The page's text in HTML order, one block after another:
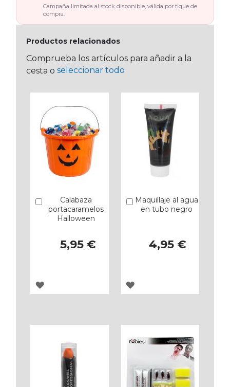
Campaña limitada al stock disponible, válida por tique de
compra.
Productos relacionados
Comprueba los artículos para añadir a la
cesta o seleccionar todo
Calabaza
portacaramelos
Halloween
5,95 €
Añadir
AGREGAR
Maquillaje al agua
en tubo negro
4,95 €
Añadir
AGREGAR
FAVORITOS